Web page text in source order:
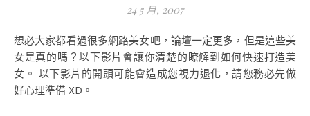
24 5 月, 2007
想必大家都看過很多網路美女吧，論壇一定更多，但是這些美
女是真的嗎？以下影片會讓你清楚的瞭解到如何快速打造美
女。 以下影片的開頭可能會造成您視力退化，請您務必先做
好心理準備 XD。